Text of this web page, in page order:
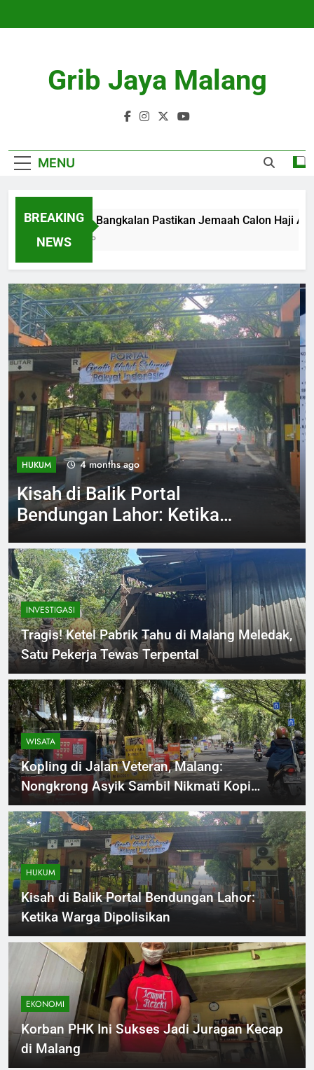
Grib Jaya Malang
MENU
BREAKING
NEWS
Kemenhaj Bangkalan Pastikan Jemaah Calon Haji Aman
4 Months Ago
INVESTIGASI 4 months ago
Jelang Arema vs Persebaya
Aremania Ikrarkan Jaga
INVESTIGASI
Tragis! Ketel Pabrik Tahu di Malang Meledak,
Satu Pekerja Tewas Terpental
WISATA
Kopling di Jalan Veteran, Malang:
Nongkrong Asyik Sambil Nikmati Kopi
Kekinian
HUKUM
Kisah di Balik Portal Bendungan Lahor:
Ketika Warga Dipolisikan
EKONOMI
Korban PHK Ini Sukses Jadi Juragan Kecap
di Malang